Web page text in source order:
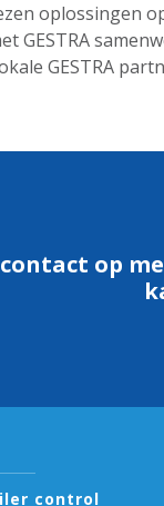
oplossingen
GESTRA
GESTRA
op
control